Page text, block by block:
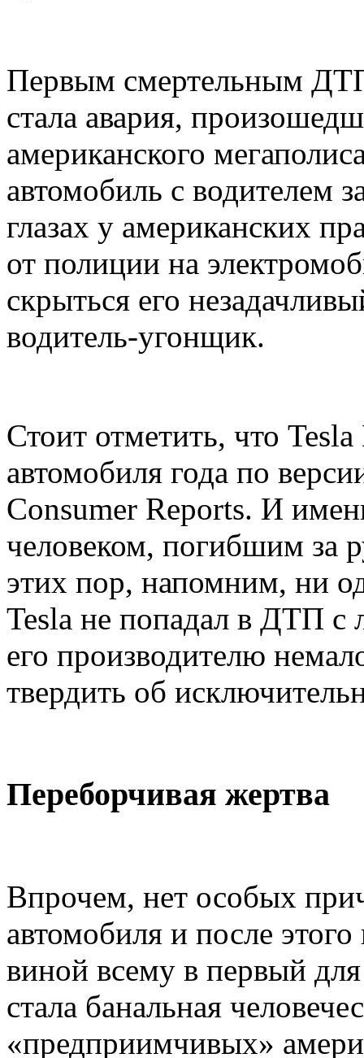
Первым смертельным
стала авария,
американского
автомобиль с водителем
глазах у американских
от полиции на
скрыться его
водитель-угонщик.
Стоит отметить, что
автомобиля года по
Consumer Reports. И
человеком, погибшим за
этих пор, напомним, ни
Tesla не попадал в ДТП с
его производителю
твердить об
Переборчивая жертва
Впрочем, нет особых
автомобиля и после
виной всему в первый
стала банальная
«предприимчивых»